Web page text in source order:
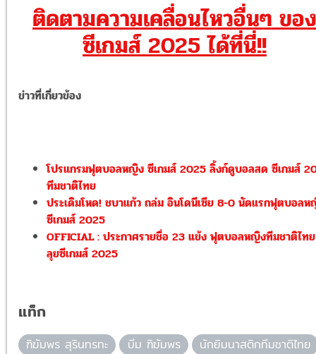
ติดตามความเคลื่อนไหวอื่นๆ ของ
ซีเกมส์ 2025 ได้ที่นี่!!
ข่าวที่เกี่ยวข้อง
โปรแกรมฟุตบอลหญิง ซีเกมส์ 2025 ลิ้งก์ดูบอลสด ซีเกมส์
ทีมชาติไทย
ประเดิมโหด! ชบาแก้ว ถล่ม อินโดนีเซีย 8-0 นัดแรกฟุตบอล
ซีเกมส์ 2025
OFFICIAL : ประกาศรายชื่อ 23 แข้ง ฟุตบอลหญิงทีมชาติไทย
ลุยซีเกมส์ 2025
แท็ก
ฑิฆัมพร สุรินทรทะ บีม ฑิฆัมพร
นักยิมนาสติกทีมชาติไทย